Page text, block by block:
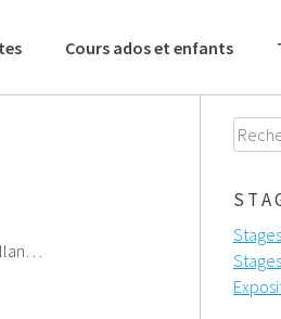
Cours ados et enfants